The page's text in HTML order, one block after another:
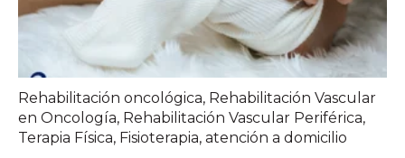
Rehabilitación oncológica, Rehabilitación Vascular
en Oncología, Rehabilitación Vascular Periférica,
Terapia Física, Fisioterapia, atención a domicilio